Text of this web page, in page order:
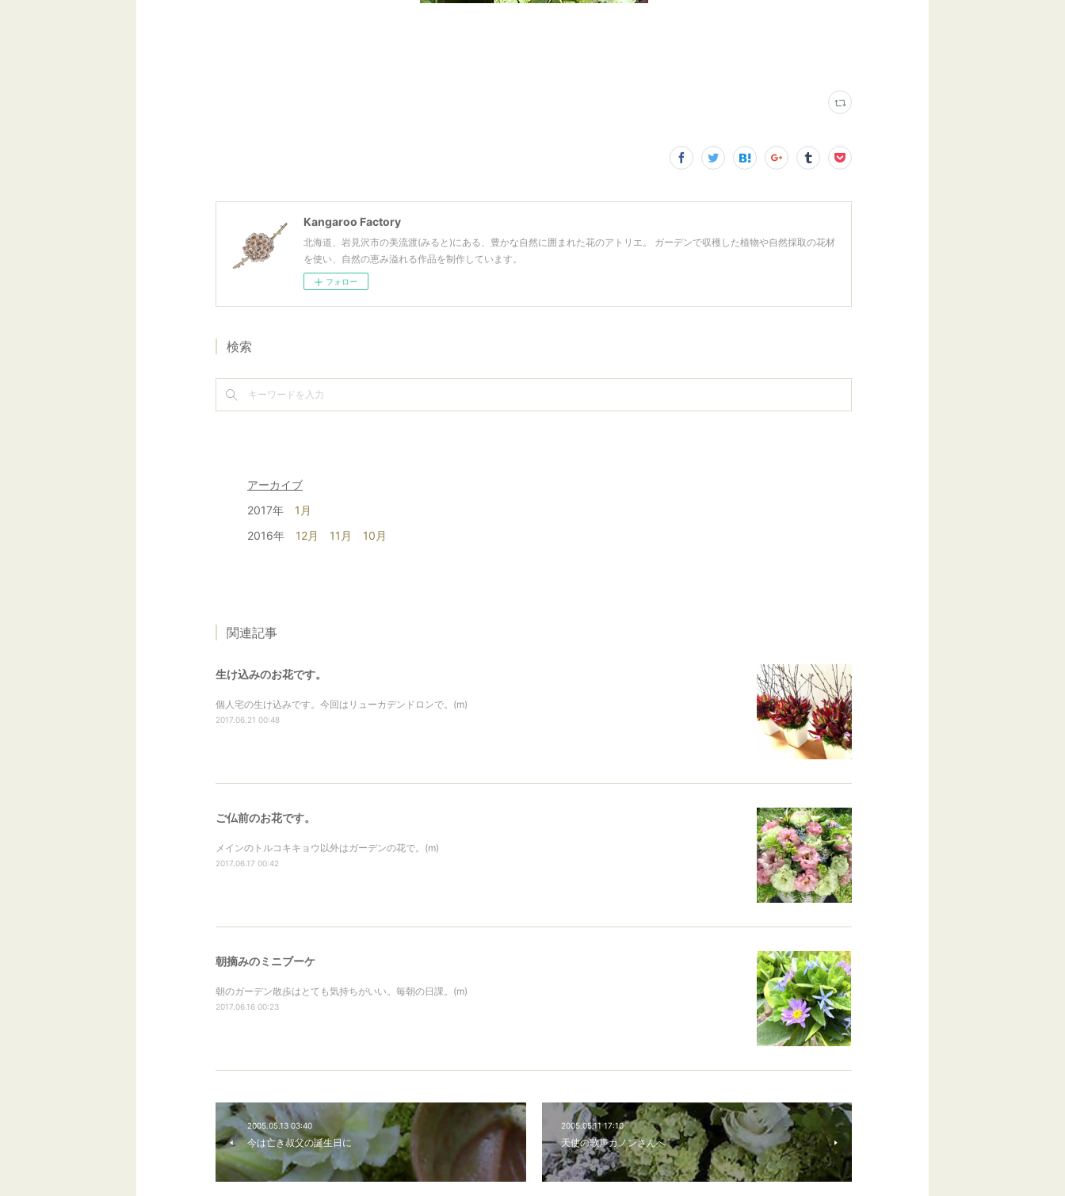
Kangaroo Factory
北海道、岩見沢市の美流渡(みると)にある、豊かな自然に囲まれた花のアトリエ。 ガーデンで収穫した植物や自然採取の花材
を使い、自然の恵み溢れる作品を制作しています。
フォロー
検索
アーカイブ
2017年 1月
2016年 12月 11月 10月
関連記事
生け込みのお花です。
個人宅の生け込みです。今回はリューカデンドロンで。(m)
2017.06.21 00:48
ご仏前のお花です。
メインのトルコキキョウ以外はガーデンの花で。(m)
2017.06.17 00:42
朝摘みのミニブーケ
朝のガーデン散歩はとても気持ちがいい。毎朝の日課。(m)
2017.06.16 00:23
2005.05.13 03:40
今は亡き叔父の誕生日に
2005.05.11 17:10
天使の歌声カノンさんへ